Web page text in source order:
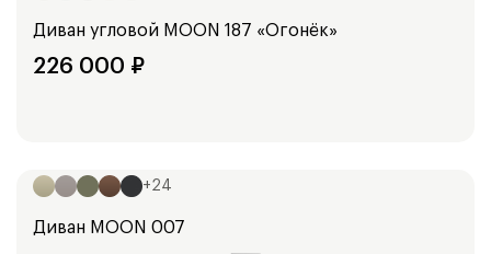
Диван угловой MOON 187 «Огонёк»
226 000 ₽
+24
Диван MOON 007